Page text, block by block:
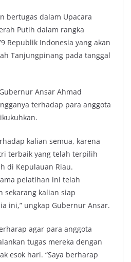
bertugas dalam Upacara
Putih dalam rangka
Republik Indonesia yang akan
Tanjungpinang pada tanggal
Ansar Ahmad
terhadap para anggota
kalian semua, karena
terbaik yang telah terpilih
di Kepulauan Riau.
pelatihan ini telah
sekarang kalian siap
ini,” ungkap Gubernur Ansar.
agar para anggota
tugas mereka dengan
esok hari. “Saya berharap